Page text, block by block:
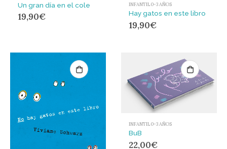
Un gran día en el cole
19,90€
INFANTIL 0-3 AÑOS
Hay gatos en este libro
19,90€
INFANTIL 0-3 AÑOS
BuB
22,00€